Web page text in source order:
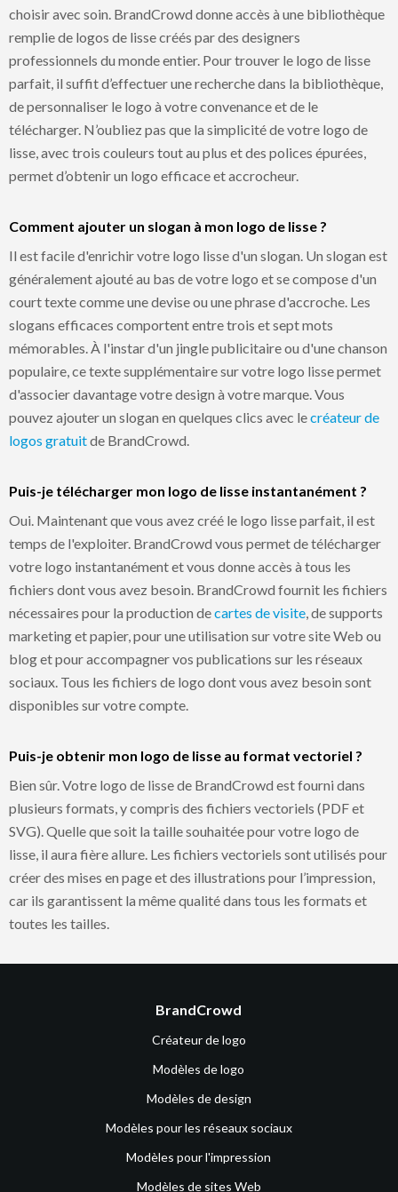
choisir avec soin. BrandCrowd donne accès à une bibliothèque
remplie de logos de lisse créés par des designers
professionnels du monde entier. Pour trouver le logo de lisse
parfait, il suffit d’effectuer une recherche dans la bibliothèque,
de personnaliser le logo à votre convenance et de le
télécharger. N’oubliez pas que la simplicité de votre logo de
lisse, avec trois couleurs tout au plus et des polices épurées,
permet d’obtenir un logo efficace et accrocheur.
Comment ajouter un slogan à mon logo de lisse ?
Il est facile d'enrichir votre logo lisse d'un slogan. Un slogan est
généralement ajouté au bas de votre logo et se compose d'un
court texte comme une devise ou une phrase d'accroche. Les
slogans efficaces comportent entre trois et sept mots
mémorables. À l'instar d'un jingle publicitaire ou d'une chanson
populaire, ce texte supplémentaire sur votre logo lisse permet
d'associer davantage votre design à votre marque. Vous
pouvez ajouter un slogan en quelques clics avec lecréateur de
logos gratuitde BrandCrowd.
Puis-je télécharger mon logo de lisse instantanément ?
Oui. Maintenant que vous avez créé le logo lisse parfait, il est
temps de l'exploiter. BrandCrowd vous permet de télécharger
votre logo instantanément et vous donne accès à tous les
fichiers dont vous avez besoin. BrandCrowd fournit les fichiers
nécessaires pour la production decartes de visite , de supports
marketing et papier, pour une utilisation sur votre site Web ou
blog et pour accompagner vos publications sur les réseaux
sociaux. Tous les fichiers de logo dont vous avez besoin sont
disponibles sur votre compte.
Puis-je obtenir mon logo de lisse au format vectoriel ?
Bien sûr. Votre logo de lisse de BrandCrowd est fourni dans
plusieurs formats, y compris des fichiers vectoriels (PDF et
SVG). Quelle que soit la taille souhaitée pour votre logo de
lisse, il aura fière allure. Les fichiers vectoriels sont utilisés pour
créer des mises en page et des illustrations pour l’impression,
car ils garantissent la même qualité dans tous les formats et
toutes les tailles.
BrandCrowd
Créateur de logo
Modèles de logo
Modèles de design
Modèles pour les réseaux sociaux
Modèles pour l'impression
Modèles de sites Web